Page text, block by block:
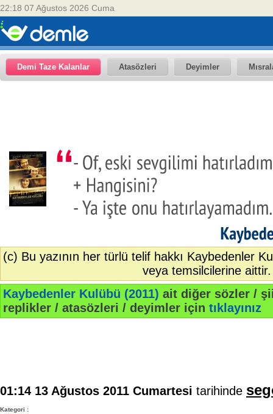
22:18 07 Ağustos 2026 Cuma
Demi Taze Kalanlar Atasözleri Deyimler
(c) Bu yazının her türlü telif hakkı Kaybedenler
veya temsilcilerine aittir.
Kaybedenler Kulübü (2011) ait diğer sözler /
replikler / atasözleri / deyimler için tıklayınız
01:14 13 Ağustos 2011 Cumartesi tarihinde
Kategori :